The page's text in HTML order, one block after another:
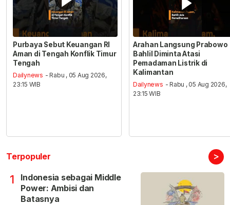
Purbaya Sebut Keuangan RI
Aman di Tengah Konflik Timur
Tengah
Dailynews - Rabu , 05 Aug 2026,
23:15 WIB
Arahan Langsung Prabowo
Bahlil Diminta Atasi
Pemadaman Listrik di
Kalimantan
Dailynews - Rabu , 05 Aug 2026,
23:15 WIB
Terpopuler >
1
Indonesia sebagai Middle
Power: Ambisi dan
Batasnya